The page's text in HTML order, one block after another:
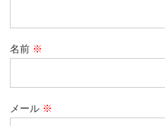
名前 ※
メール ※